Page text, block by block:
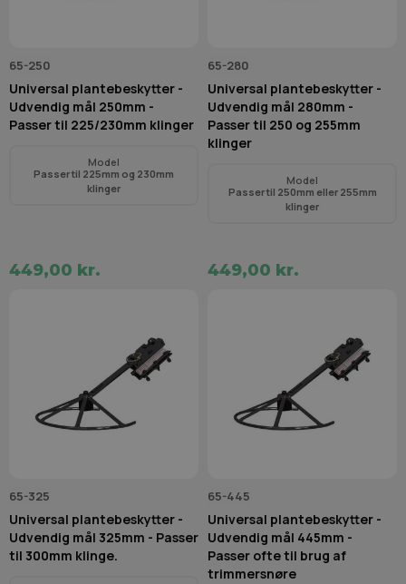
65-250
Universal plantebeskytter -
Udvendig mål 250mm -
Passer til 225/230mm klinger
Model
Passer til 225mm og 230mm
klinger
449,00 kr.
65-280
Universal plantebeskytter -
Udvendig mål 280mm -
Passer til 250 og 255mm
klinger
Model
Passer til 250mm eller 255mm
klinger
449,00 kr.
65-325
Universal plantebeskytter -
Udvendig mål 325mm - Passer
til 300mm klinge.
65-445
Universal plantebeskytter -
Udvendig mål 445mm -
Passer ofte til brug af
trimmersnøre